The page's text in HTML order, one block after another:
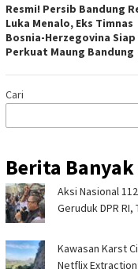
Resmi! Persib Bandung
Luka Menalo, Eks Timnas
Bosnia-Herzegovina Siap
Perkuat Maung Bandung
Cari
Berita
Aksi Nasional
Geruduk DPR
Kawasan Karst
Netflix